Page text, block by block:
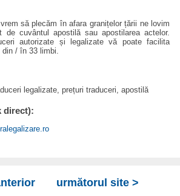
să plecăm în afara granițelor țării ne lovim
cuvântul apostilă sau apostilarea actelor.
autorizate și legalizate vă poate facilita
/ în 33 limbi.
legalizate, prețuri traduceri, apostilă
direct):
următorul site >